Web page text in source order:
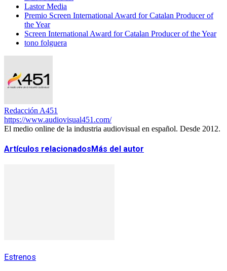
Lastor Media
Premio Screen International Award for Catalan Producer of
the Year
Screen International Award for Catalan Producer of the Year
tono folguera
Redacción A451
https://www.audiovisual451.com/
El medio online de la industria audiovisual en español. Desde 2012.
Artículos relacionadosMás del autor
Estrenos